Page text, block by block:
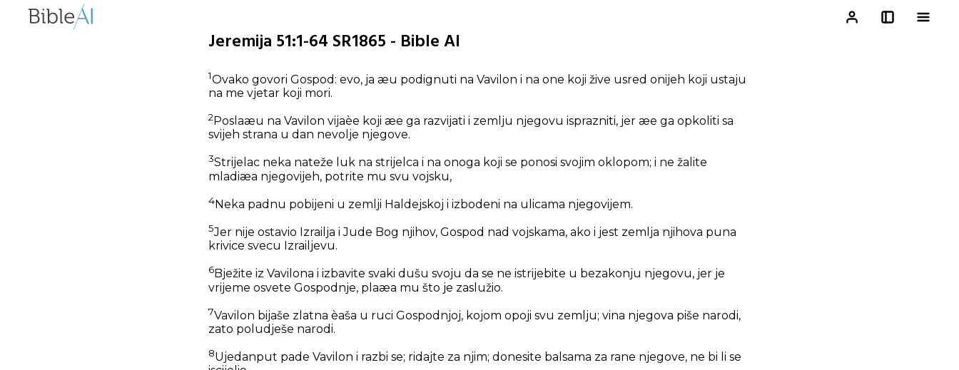
Jeremija 51:1-64 SR1865 - Bible AI
1Ovako govori Gospod: evo, ja æu podignuti na Vavilon i na one koji žive usred onijeh koji ustaju
na me vjetar koji mori.
2 Poslaæu na Vavilon vijaèe koji æe ga razvijati i zemlju njegovu isprazniti, jer æe ga opkoliti sa
svijeh strana u dan nevolje njegove.
3Strijelac neka nateže luk na strijelca i na onoga koji se ponosi svojim oklopom; i ne žalite
mladiæa njegovijeh, potrite mu svu vojsku,
4Neka padnu pobijeni u zemlji Haldejskoj i izbodeni na ulicama njegovijem.
5Jer nije ostavio Izrailja i Jude Bog njihov, Gospod nad vojskama, ako i jest zemlja njihova puna
krivice svecu Izrailjevu.
6Bježite iz Vavilona i izbavite svaki dušu svoju da se ne istrijebite u bezakonju njegovu, jer je
vrijeme osvete Gospodnje, plaæa mu što je zaslužio.
7Vavilon bijaše zlatna èaša u ruci Gospodnjoj, kojom opoji svu zemlju; vina njegova piše narodi,
zato poludješe narodi.
8Ujedanput pade Vavilon i razbi se; ridajte za njim; donesite balsama za rane njegove, ne bi li se